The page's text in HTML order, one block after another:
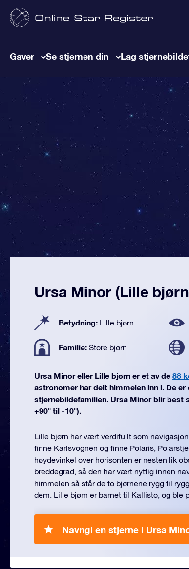
Gaver Se stjernen din Lag
Ursa Minor (Lille
Betydning: Lille bjørn
Familie: Store bjørn
Ursa Minor eller Lille bjørn er et av de 88
astronomer har delt himmelen inn i. De er
stjernebildefamilien. Ursa Minor blir best
+90° til -10°).
Lille bjørn har vært verdifullt som
finne Karlsvognen og finne Polaris,
høydevinkel over horisonten er nesten lik
breddegrad, så den har vært nyttig innen
himmelen så står de to bjørnene rygg til
dem. Lille bjørn er barnet til Kallisto, og ble
Navngi en stjerne i Ursa